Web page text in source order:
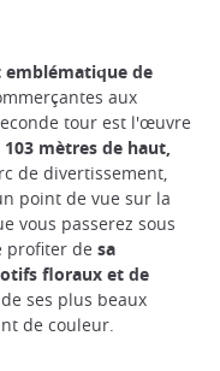
de
aux
tour est l'œuvre
103 mètres de haut,
de divertissement,
point de vue sur la
vous passerez sous
profiter de sa
floraux et de
ses plus beaux
de couleur.